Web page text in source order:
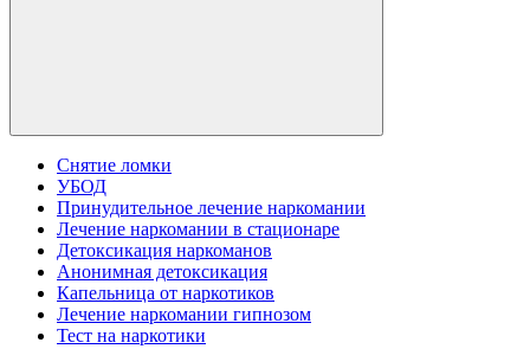
Снятие ломки
УБОД
Принудительное лечение наркомании
Лечение наркомании в стационаре
Детоксикация наркоманов
Анонимная детоксикация
Капельница от наркотиков
Лечение наркомании гипнозом
Тест на наркотики